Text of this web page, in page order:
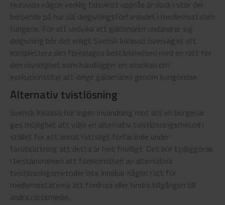
Huruvida någon verklig tidsvinst uppnås är dock i stor del
beroende på hur väl delgivningsförfarandet i medlemsstaten
fungerar. För att undvika att gäldenären undandrar sig
delgivning bör det enligt Svensk Inkasso övervägas att
komplettera den föreslagna bestämmelsen med en rätt för
den myndighet som handlägger en ansökan om
exekutionstitel att delge gäldenären genom kungörelse.
Alternativ tvistlösning
Svensk Inkasso har ingen invändning mot att en borgenär
ges möjlighet att välja en alternativ tvistlösningsmetod i
stället för ett annat rättsligt förfarande under
förutsättning att detta är helt frivilligt. Det bör tydliggöras
i bestämmelsen att förekomsten av alternativa
tvistlösningsmetoder inte innebär någon rätt för
medlemsstaterna att fördröja eller hindra tillgången till
andra rättsmedel.